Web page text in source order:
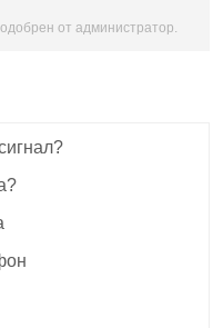
от администратор.